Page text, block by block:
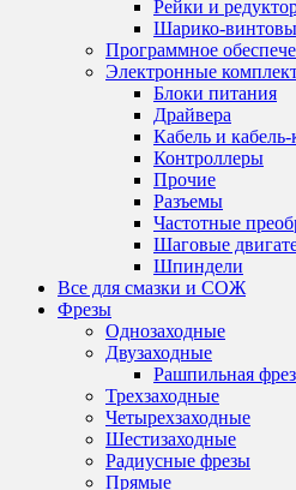
Рейки и
Шарико-
Программное
Электронные
Блоки питания
Драйвера
Кабель и кабель-
Контроллеры
Прочие
Разъемы
Частотные
Шаговые
Шпиндели
Все для смазки и СОЖ
Фрезы
Однозаходные
Двузаходные
Рашпильная
Трехзаходные
Четырехзаходные
Шестизаходные
Радиусные фрезы
Прямые